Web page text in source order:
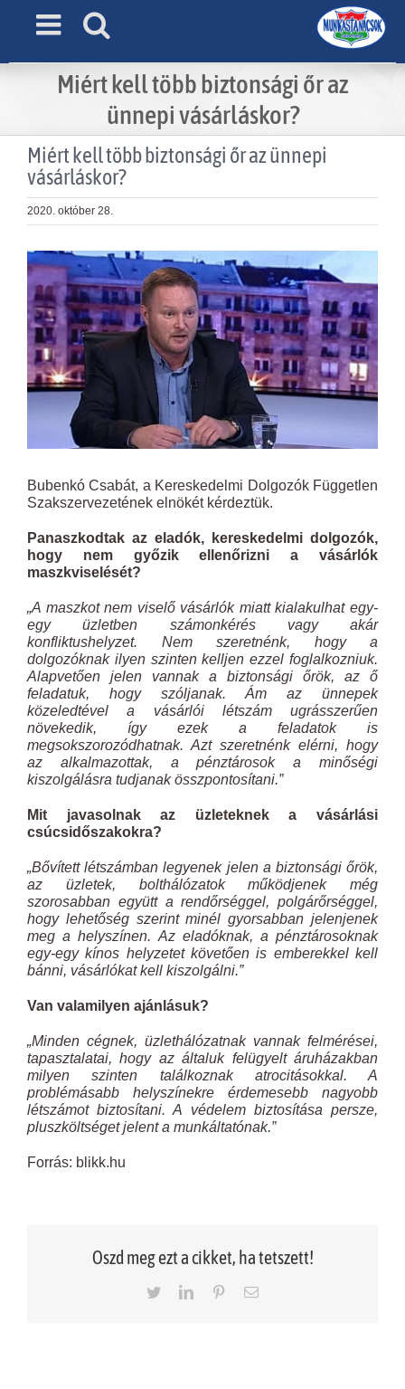
Miért kell több biztonsági őr az
ünnepi vásárláskor?
Miért kell több biztonsági őr az ünnepi
vásárláskor?
2020. október 28.
View
Larger
Image
Bubenkó Csabát, a Kereskedelmi Dolgozók Független
Szakszervezetének elnökét kérdeztük.
Panaszkodtak az eladók, kereskedelmi dolgozók,
hogy nem győzik ellenőrizni a vásárlók
maszkviselését?
„A maszkot nem viselő vásárlók miatt kialakulhat egy-
egy üzletben számonkérés vagy akár
konfliktushelyzet. Nem szeretnénk, hogy a
dolgozóknak ilyen szinten kelljen ezzel foglalkozniuk.
Alapvetően jelen vannak a biztonsági őrök, az ő
feladatuk, hogy szóljanak. Ám az ünnepek
közeledtével a vásárlói létszám ugrásszerűen
növekedik, így ezek a feladatok is
megsokszorozódhatnak. Azt szeretnénk elérni, hogy
az alkalmazottak, a pénztárosok a minőségi
kiszolgálásra tudjanak összpontosítani.”
Mit javasolnak az üzleteknek a vásárlási
csúcsidőszakokra?
„Bővített létszámban legyenek jelen a biztonsági őrök,
az üzletek, bolthálózatok működjenek még
szorosabban együtt a rendőrséggel, polgárőrséggel,
hogy lehetőség szerint minél gyorsabban jelenjenek
meg a helyszínen. Az eladóknak, a pénztárosoknak
egy-egy kínos helyzetet követően is emberekkel kell
bánni, vásárlókat kell kiszolgálni.”
Van valamilyen ajánlásuk?
„Minden cégnek, üzlethálózatnak vannak felmérései,
tapasztalatai, hogy az általuk felügyelt áruházakban
milyen szinten találkoznak atrocitásokkal. A
problémásabb helyszínekre érdemesebb nagyobb
létszámot biztosítani. A védelem biztosítása persze,
pluszköltséget jelent a munkáltatónak.”
Forrás: blikk.hu
Oszd meg ezt a cikket, ha tetszett!
TwitterLinkedInPinterestEmail